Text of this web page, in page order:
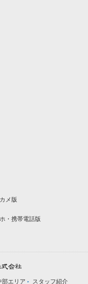
メ版
・携帯電話版
部エリア スタッフ紹介